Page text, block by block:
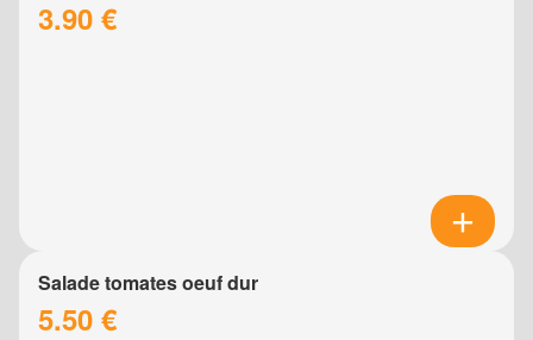
3.90 €
Salade tomates oeuf dur
5.50 €